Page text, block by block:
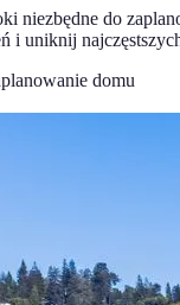
niezbędne do
i uniknij
planowanie domu